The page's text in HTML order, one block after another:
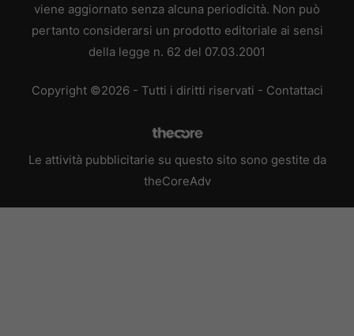
viene aggiornato senza alcuna periodicità. Non può
pertanto considerarsi un prodotto editoriale ai sensi
della legge n. 62 del 07.03.2001
Copyright ©2026 - Tutti i diritti riservati - Contattaci
Le attività pubblicitarie su questo sito sono gestite da
theCoreAdv